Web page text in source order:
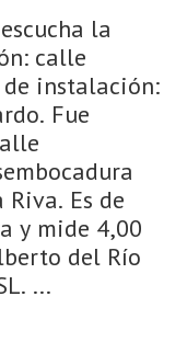
la
calle
de instalación:
Fue
Es de
y mide 4,00
del Río
...